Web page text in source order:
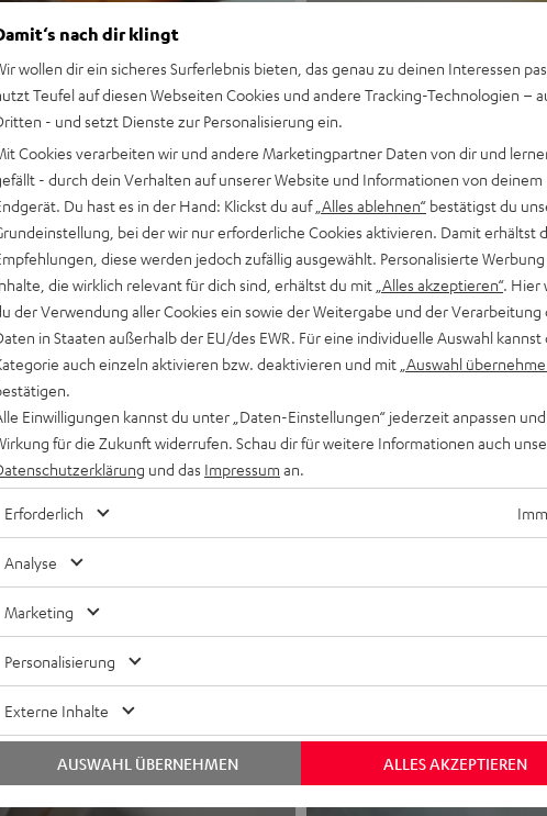
MOTIV®
Stil trifft Sound
Mehr entdecken
Bluetooth-Kopfhörer
Newsletter
Finde deinen
Erhalte bis zu
nach dir klingt
wollen dir ein sicheres Surferlebnis bieten, das genau zu deinen Interessen
Teufel auf diesen Webseiten Cookies und andere Tracking-Technologien –
- und setzt Dienste zur Personalisierung ein.
Cookies verarbeiten wir und andere Marketingpartner Daten von dir und
- durch dein Verhalten auf unserer Website und Informationen von deinem
Du hast es in der Hand: Klickst du auf „Alles ablehnen“ bestätigst du
bei der wir nur erforderliche Cookies aktivieren. Damit erhältst
diese werden jedoch zufällig ausgewählt. Personalisierte
die wirklich relevant für dich sind, erhältst du mit „Alles akzeptieren“. Hier
der Verwendung aller Cookies ein sowie der Weitergabe und der Verarbeitung
in Staaten außerhalb der EU/des EWR. Für eine individuelle Auswahl kannst
auch einzeln aktivieren bzw. deaktivieren und mit „Auswahl
Einwilligungen kannst du unter „Daten-Einstellungen“ jederzeit anpassen
für die Zukunft widerrufen. Schau dir für weitere Informationen auch
und das Impressum an.
Erforderlich
Analyse
Marketing
Personalisierung
Externe Inhalte
ALLES AKZEPTIEREN
AUSWAHL ÜBERNEHMEN